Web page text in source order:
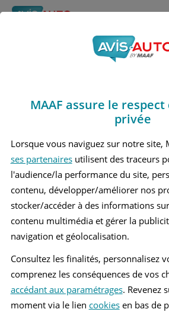
Obtenir un devis
Avis Dacia
Moyen suv
2017)
Recherche d'un
Comparer deux
MAAF assure le
privée
Lorsque vous naviguez sur notre site,
ses partenairesutilisent des traceurs
l'audience/la performance du site,
contenu, développer/améliorer nos
stocker/accéder à des informations
contenu multimédia et gérer la
navigation et géolocalisation.
Consultez les finalités, personnalisez
comprenez les conséquences de vos
accédant aux paramétrages. Revenez
moment via le lien cookiesen bas de